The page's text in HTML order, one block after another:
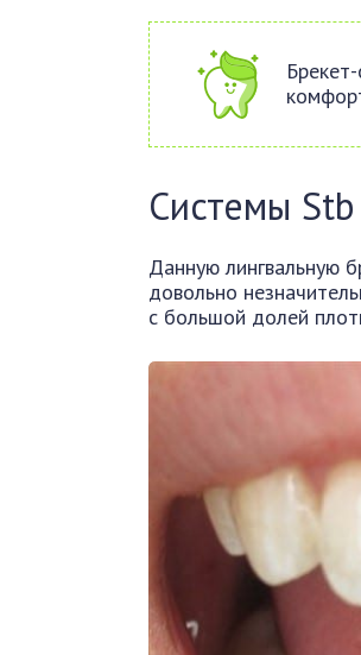
Системы Stb
Данную лингвальную
довольно
с большой долей